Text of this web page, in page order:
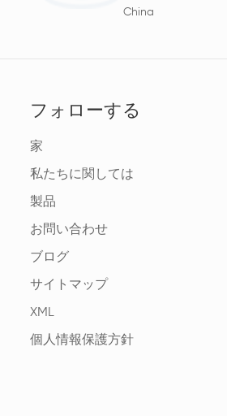
China
フォローする
家
私たちに関しては
製品
お問い合わせ
ブログ
サイトマップ
XML
個人情報保護方針